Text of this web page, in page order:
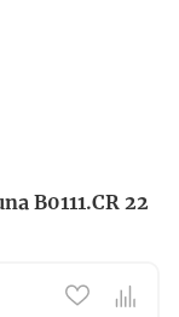
B0111.CR 22